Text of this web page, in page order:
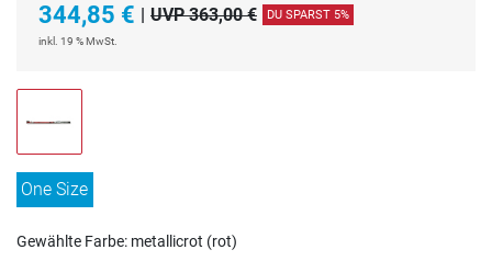
344,85 € | UVP 363,00 € DU SPARST 5%
inkl. 19 % MwSt.
One Size
Gewählte Farbe: metallicrot (rot)